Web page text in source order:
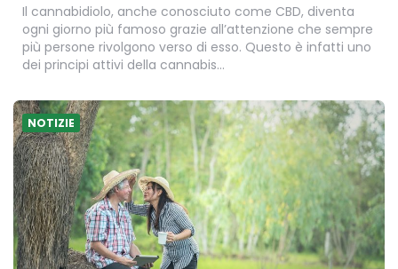
Il cannabidiolo, anche conosciuto come CBD, diventa
ogni giorno più famoso grazie all’attenzione che sempre
più persone rivolgono verso di esso. Questo è infatti uno
dei principi attivi della cannabis…
NOTIZIE